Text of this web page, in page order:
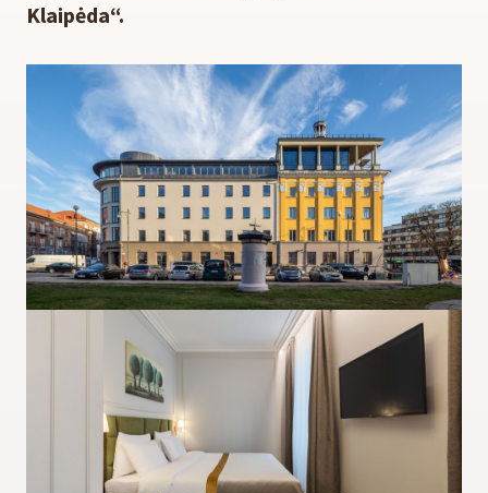
Klaipėda“.